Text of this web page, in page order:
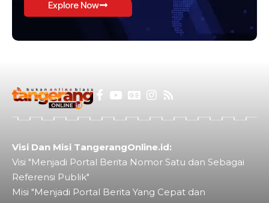
Explore Now
Visi Dan Misi TangerangOnline.id:
Visi "Menjadi Portal Berita Nomor Satu dan Sebagai
Referensi Publik"
Misi "Menjadi Portal Berita Yang Cepat dan